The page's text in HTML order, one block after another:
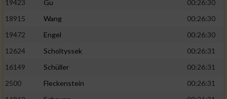
19423
Gu
00:26:30
18915
Wang
00:26:30
19472
Engel
00:26:30
12624
Scholtyssek
00:26:31
16149
Schüller
00:26:31
2500
Fleckenstein
00:26:31